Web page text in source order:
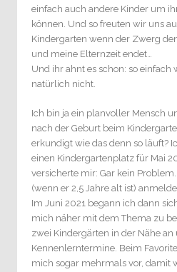
einfach auch andere Kinder um
können. Und so freuten wir uns
Kindergarten wenn der Zwerg
und meine Elternzeit endet…
Und ihr ahnt es schon: so einfach
natürlich nicht.
Ich bin ja ein planvoller Mensch
nach der Geburt beim
erkundigt wie das denn so läuft?
einen Kindergartenplatz für Mai
versicherte mir: Gar kein
(wenn er 2,5 Jahre alt ist)
Im Juni 2021 begann ich dann
mich näher mit dem Thema zu
zwei Kindergärten in der Nähe
Kennenlerntermine. Beim
mich sogar mehrmals vor, damit